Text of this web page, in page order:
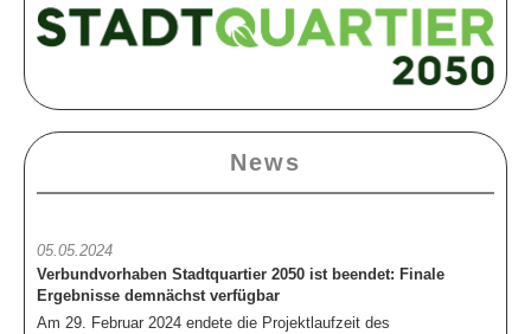
News
05.05.2024
Verbundvorhaben Stadtquartier 2050 ist beendet: Finale
Ergebnisse demnächst verfügbar
Am 29. Februar 2024 endete die Projektlaufzeit des